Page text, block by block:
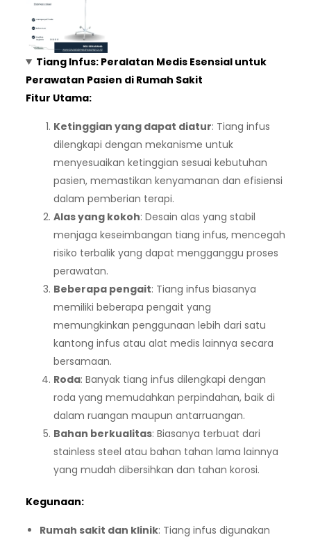
Tiang Infus: Peralatan Medis Esensial untuk
Perawatan Pasien di Rumah Sakit
Fitur Utama:
Ketinggian yang dapat diatur: Tiang infus
dilengkapi dengan mekanisme untuk
menyesuaikan ketinggian sesuai kebutuhan
pasien, memastikan kenyamanan dan efisiensi
dalam pemberian terapi.
Alas yang kokoh: Desain alas yang stabil
menjaga keseimbangan tiang infus, mencegah
risiko terbalik yang dapat mengganggu proses
perawatan.
Beberapa pengait: Tiang infus biasanya
memiliki beberapa pengait yang
memungkinkan penggunaan lebih dari satu
kantong infus atau alat medis lainnya secara
bersamaan.
Roda: Banyak tiang infus dilengkapi dengan
roda yang memudahkan perpindahan, baik di
dalam ruangan maupun antarruangan.
Bahan berkualitas: Biasanya terbuat dari
stainless steel atau bahan tahan lama lainnya
yang mudah dibersihkan dan tahan korosi.
Kegunaan:
Rumah sakit dan klinik: Tiang infus digunakan